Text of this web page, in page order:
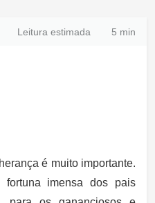
Leitura estimada 5 min
é muito importante.
fortuna imensa dos pais